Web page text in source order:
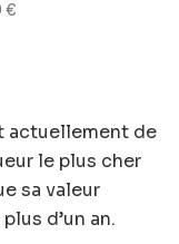
€
actuellement de
le plus cher
sa valeur
d’un an.